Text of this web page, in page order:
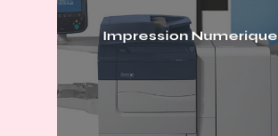
Impression Numerique